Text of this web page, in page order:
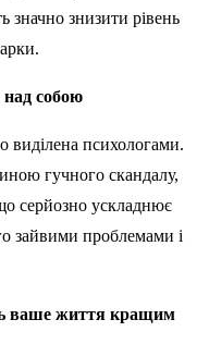
значно знизити рівень
над собою
виділена психологами.
гучного скандалу,
серйозно ускладнює
зайвими проблемами і
ваше життя кращим